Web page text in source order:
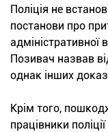
Поліція не
постанови про
адміністративної
Позивач назвав
однак інших
Крім того,
працівники